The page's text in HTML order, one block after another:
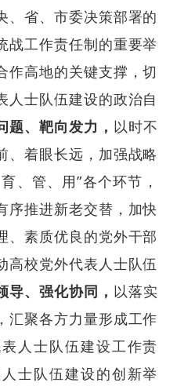
、省、市委决策部署的
战工作责任制的重要举
作高地的关键支撑，切
人士队伍建设的政治自
题、靶向发力， 以时不
、着眼长远，加强战略
、管、用”各个环节，
序推进新老交替，加快
、素质优良的党外干部
高校党外代表人士队伍
导、强化协同， 以落实
汇聚各方力量形成工作
人士队伍建设工作责
士队伍建设的创新举